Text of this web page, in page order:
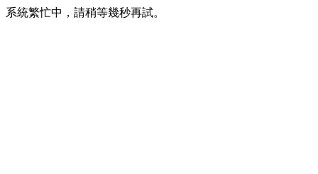
系統繁忙中，請稍等幾秒再試。